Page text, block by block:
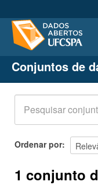
Conjuntos de
Organizações
Grupos
Sobre
Conjuntos de
Ordenar por
1 conjunto